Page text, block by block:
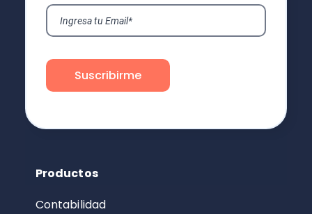
Productos
Contabilidad